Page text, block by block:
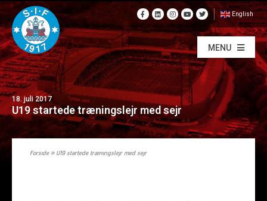
English
MENU
18. juli 2017
U19 startede træningslejr med sejr
Forside» U19 startede træningslejr med sejr